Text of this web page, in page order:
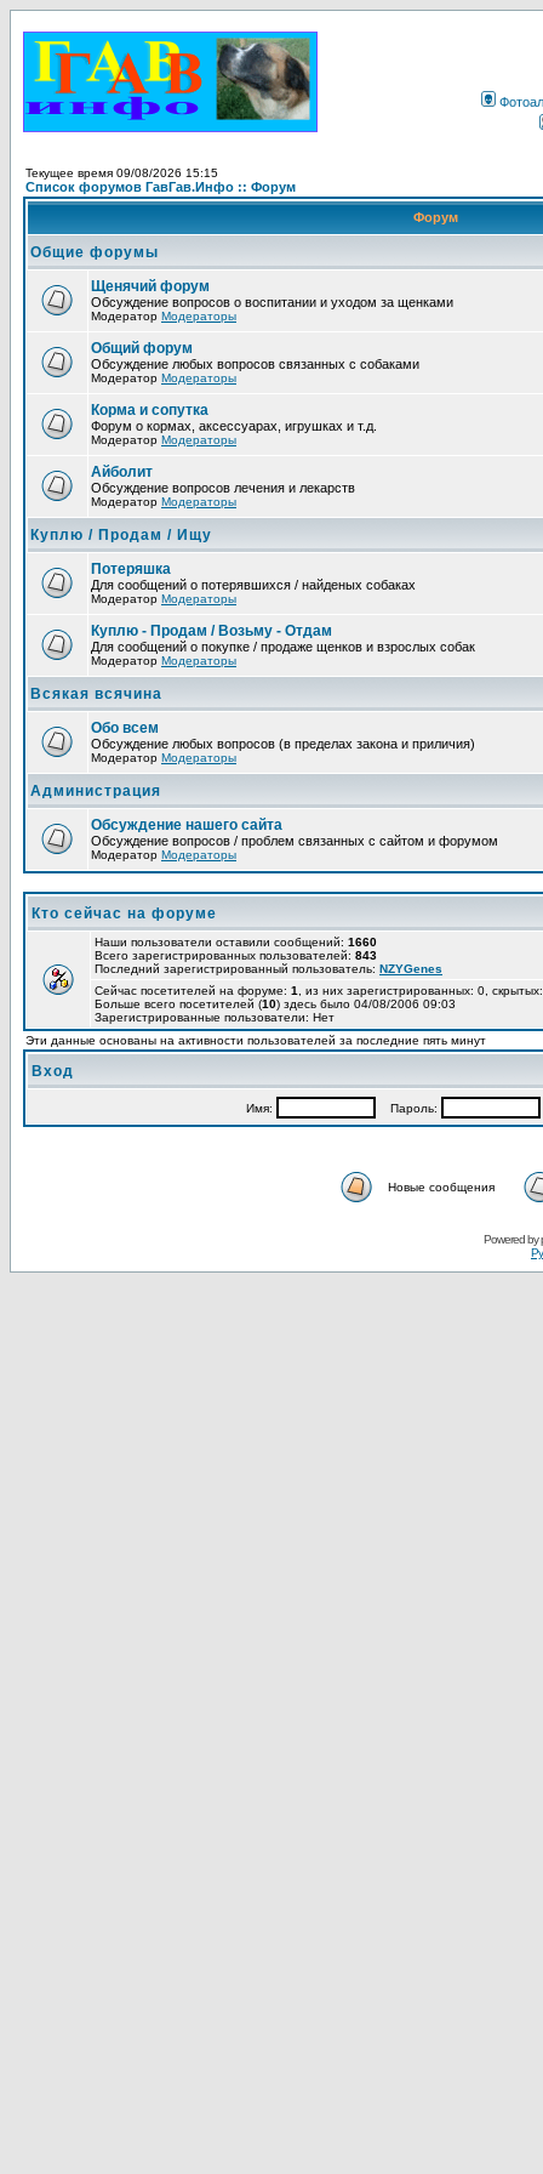
Текущее время 09/08/2026 15:15
Список форумов ГавГав.Инфо :: Форум
Форум
Общие форумы
Щенячий форум
Обсуждение вопросов о воспитании и уходом за щенками
Модератор Модераторы
Общий форум
Обсуждение любых вопросов связанных с собаками
Модератор Модераторы
Корма и сопутка
Форум о кормах, аксессуарах, игрушках и т.д.
Модератор Модераторы
Айболит
Обсуждение вопросов лечения и лекарств
Модератор Модераторы
Куплю / Продам / Ищу
Потеряшка
Для сообщений о потерявшихся / найденых собаках
Модератор Модераторы
Куплю - Продам / Возьму - Отдам
Для сообщений о покупке / продаже щенков и взрослых собак
Модератор Модераторы
Всякая всячина
Обо всем
Обсуждение любых вопросов (в пределах закона и приличия)
Модератор Модераторы
Администрация
Обсуждение нашего сайта
Обсуждение вопросов / проблем связанных с сайтом и форумом
Модератор Модераторы
Кто сейчас на форуме
Наши пользователи оставили сообщений: 1660
Всего зарегистрированных пользователей: 843
Последний зарегистрированный пользователь: NZYGenes
Сейчас посетителей на форуме: 1
, из них зарегистрированных: 0,
Больше всего посетителей (10) здесь было 04/08/2006 09:03
Зарегистрированные пользователи: Нет
Эти данные основаны на активности пользователей за последние пять минут
Вход
Имя: Пароль:
Новые сообщения
Powered by